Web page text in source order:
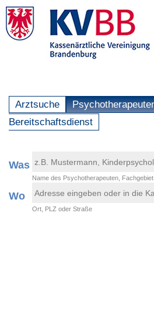
Arztsuche
Bereitschaftsdienst
Was
Name des Psychotherapeuten,
Wo
Ort, PLZ oder Straße